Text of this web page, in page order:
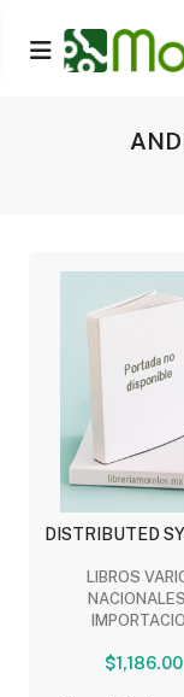
DISTRIBUTED
LIBROS
$1,186.00